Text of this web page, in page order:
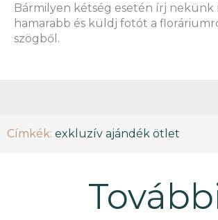
Bármilyen kétség esetén írj nekünk
hamarabb és küldj fotót a
szögből.
Címkék: exkluzív ajándék ötlet